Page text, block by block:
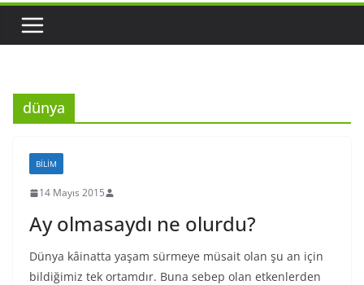
dünya
BILIM
14 Mayıs 2015
Ay olmasaydı ne olurdu?
Dünya kâinatta yaşam sürmeye müsait olan şu an için
bildiğimiz tek ortamdır. Buna sebep olan etkenlerden